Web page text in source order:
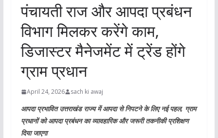
पंचायती राज और आपदा प्रबंधन
विभाग मिलकर करेंगे काम,
डिजास्टर मैनेजमेंट में ट्रेंड होंगे
ग्राम प्रधान
April 24, 2026 sach ki awaj
आपदा प्रभावित उत्तराखंड राज्य में आपदा से निपटने के लिए नई पहल, ग्राम
प्रधानों को आपदा प्रबंधन का व्यावहारिक और जरूरी तकनीकी प्रशिक्षण
दिया जाएगा